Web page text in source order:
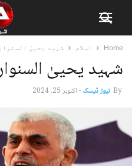
Home اسلام شہید یحییٰ
شہید یحییٰ
By نیوز ڈیسک-اکتوبر 25, 2024